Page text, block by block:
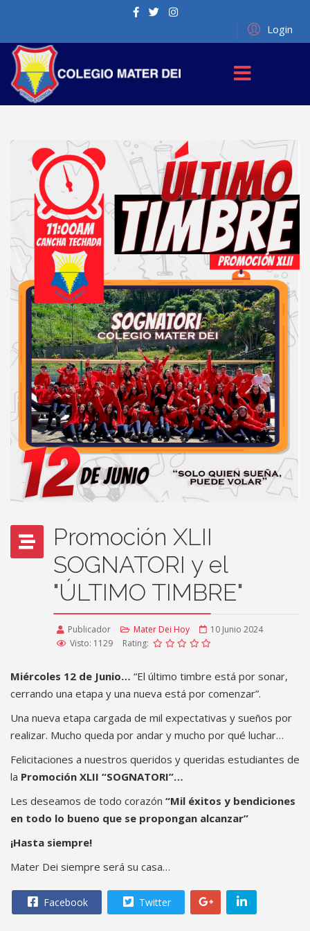
Login
Promoción XLII
SOGNATORI y el
"ÚLTIMO TIMBRE"
Publicador Mater Dei Hoy
10 Junio 2024
Visto: 1129
Rating:
Miércoles 12 de Junio… “El último timbre está por sonar,
cerrando una etapa y una nueva está por comenzar”.
Una nueva etapa cargada de mil expectativas y sueños por
realizar. Mucho queda por andar y mucho por qué luchar…
Felicitaciones a nuestros queridos y queridas estudiantes de
la Promoción XLII “SOGNATORI”…
Les deseamos de todo corazón “Mil éxitos y bendiciones
en todo lo bueno que se propongan alcanzar”
¡Hasta siempre!
Mater Dei siempre será su casa…
Facebook Twitter